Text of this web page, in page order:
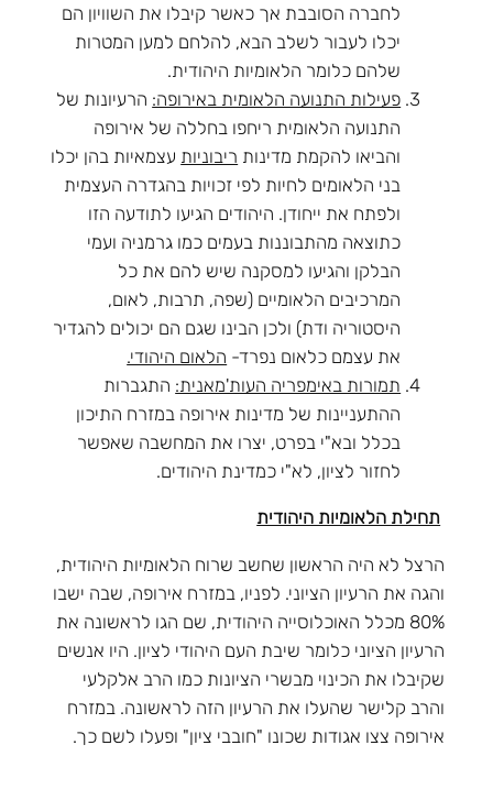
לחברה הסובבת אך כאשר קיבלו את השוויון הם
יכלו לעבור לשלב הבא, להלחם למען המטרות
שלהם כלומר הלאומיות היהודית.
פעילות התנועה הלאומית באירופה: הרעיונות של
התנועה הלאומית ריחפו בחללה של אירופה
והביאו להקמת מדינות ריבוניות עצמאיות בהן יכלו
בני הלאומים לחיות לפי זכויות בהגדרה העצמית
ולפתח את ייחודן. היהודים הגיעו לתודעה הזו
כתוצאה מהתבוננות בעמים כמו גרמניה ועמי
הבלקן והגיעו למסקנה שיש להם את כל
המרכיבים הלאומיים (שפה, תרבות, לאום,
היסטוריה ודת) ולכן הבינו שגם הם יכולים להגדיר
את עצמם כלאום נפרד- הלאום היהודי.
תמורות באימפריה העות'מאנית: התגברות
ההתעניינות של מדינות אירופה במזרח התיכון
בכלל ובא"י בפרט, יצרו את המחשבה שאפשר
לחזור לציון, לא"י כמדינת היהודים.
תחילת הלאומיות היהודית
הרצל לא היה הראשון שחשב שרוח הלאומיות היהודית,
והגה את הרעיון הציוני. לפניו, במזרח אירופה, שבה ישבו
80% מכלל האוכלוסייה היהודית, שם הגו לראשונה את
הרעיון הציוני כלומר שיבת העם היהודי לציון. היו אנשים
שקיבלו את הכינוי מבשרי הציונות כמו הרב אלקלעי
והרב קלישר שהעלו את הרעיון הזה לראשונה. במזרח
אירופה צצו אגודות שכונו "חובבי ציון" ופעלו לשם כך.